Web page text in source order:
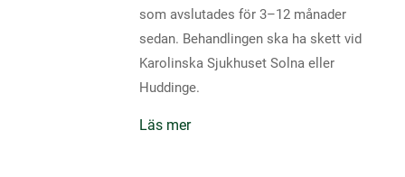
som avslutades för 3–12 månader
sedan. Behandlingen ska ha skett vid
Karolinska Sjukhuset Solna eller
Huddinge.
Läs mer